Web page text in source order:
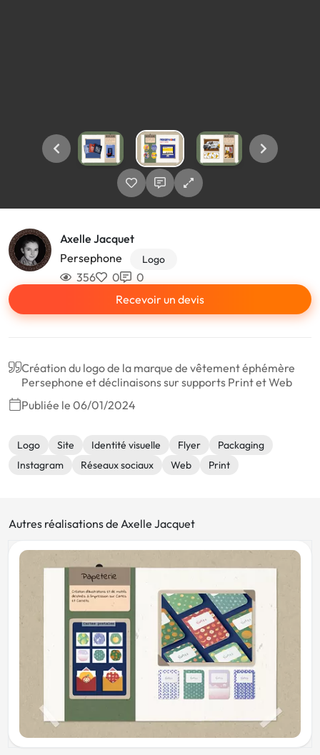
Axelle Jacquet
Persephone
Logo
356 0
0
Recevoir un devis
Création du logo de la marque de vêtement éphémère
Persephone et déclinaisons sur supports Print et Web
Publiée le 06/01/2024
Logo Site Identité visuelle Flyer
Packaging
Instagram
Réseaux sociaux Web Print
Autres réalisations de Axelle Jacquet